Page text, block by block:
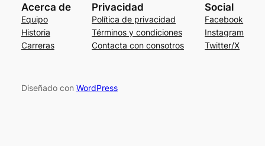
Acerca de
Equipo
Historia
Carreras
Privacidad
Política de privacidad
Términos y condiciones
Contacta con consotros
Social
Facebook
Instagram
Twitter/X
Diseñado con WordPress